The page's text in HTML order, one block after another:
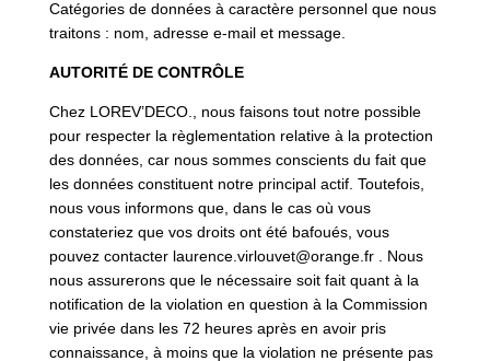
Catégories de données à caractère personnel que nous
traitons : nom, adresse e-mail et message.
AUTORITÉ DE CONTRÔLE
Chez LOREV’DECO., nous faisons tout notre possible
pour respecter la règlementation relative à la protection
des données, car nous sommes conscients du fait que
les données constituent notre principal actif. Toutefois,
nous vous informons que, dans le cas où vous
constateriez que vos droits ont été bafoués, vous
pouvez contacter laurence.virlouvet@orange.fr . Nous
nous assurerons que le nécessaire soit fait quant à la
notification de la violation en question à la Commission
vie privée dans les 72 heures après en avoir pris
connaissance, à moins que la violation ne présente pas